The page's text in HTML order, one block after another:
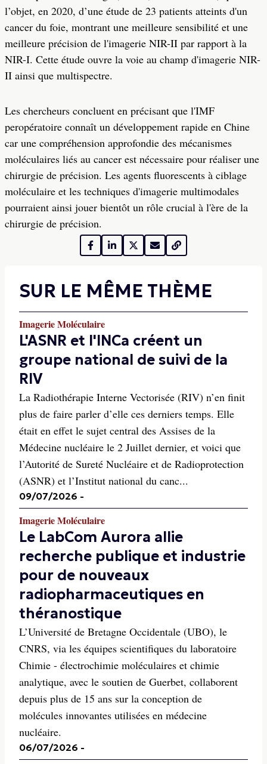
l’objet, en 2020, d’une étude de 23 patients atteints d'un
cancer du foie, montrant une meilleure sensibilité et une
meilleure précision de l'imagerie NIR-II par rapport à la
NIR-I. Cette étude ouvre la voie au champ d'imagerie NIR-
II ainsi que multispectre.
Les chercheurs concluent en précisant que l'IMF
peropératoire connaît un développement rapide en Chine
car une compréhension approfondie des mécanismes
moléculaires liés au cancer est nécessaire pour réaliser une
chirurgie de précision. Les agents fluorescents à ciblage
moléculaire et les techniques d'imagerie multimodales
pourraient ainsi jouer bientôt un rôle crucial à l'ère de la
chirurgie de précision.
SUR LE MÊME THÈME
Imagerie Moléculaire
L'ASNR et l'INCa créent un
groupe national de suivi de la
RIV
La Radiothérapie Interne Vectorisée (RIV) n’en finit
plus de faire parler d’elle ces derniers temps. Elle
était en effet le sujet central des Assises de la
Médecine nucléaire le 2 Juillet dernier, et voici que
l’Autorité de Sureté Nucléaire et de Radioprotection
(ASNR) et l’Institut national du canc...
09/07/2026 -
Imagerie Moléculaire
Le LabCom Aurora allie
recherche publique et industrie
pour de nouveaux
radiopharmaceutiques en
théranostique
L’Université de Bretagne Occidentale (UBO), le
CNRS, via les équipes scientifiques du laboratoire
Chimie - électrochimie moléculaires et chimie
analytique, avec le soutien de Guerbet, collaborent
depuis plus de 15 ans sur la conception de
molécules innovantes utilisées en médecine
nucléaire.
06/07/2026 -